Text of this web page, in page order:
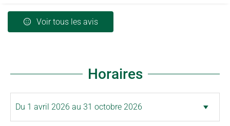
Voir tous les avis
Horaires